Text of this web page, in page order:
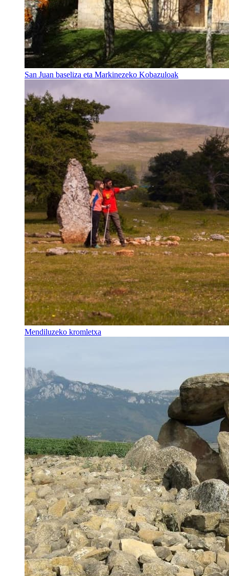
San Juan baseliza eta Markinezeko Kobazuloak
Mendiluzeko kromletxa